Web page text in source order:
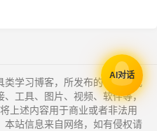
类学习博客，所发布的一切形式
、工具、图片、视频、软件等，
上述内容用于商业或者非法用
站信息来自网络，如有侵权请
AI对话